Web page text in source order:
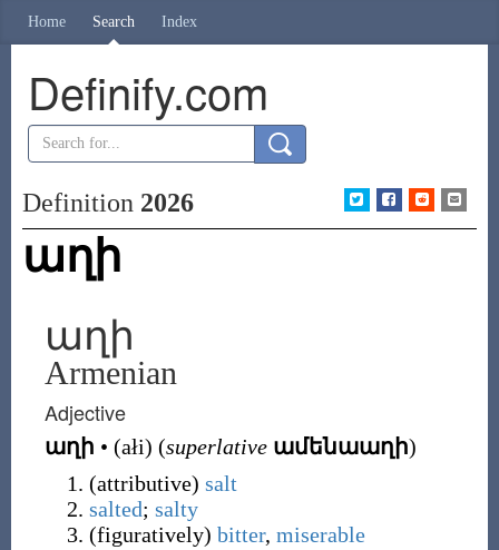
Home Search Index
Definify.com
Definition 2026
աղի
աղի
Armenian
Adjective
աղի • (ałi) (superlative ամենաաղի)
(attributive) salt
salted; salty
(figuratively) bitter, miserable